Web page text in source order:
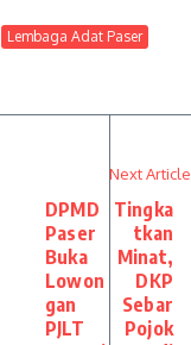
Lembaga Adat Paser
DPMD
Paser
Buka
Lowon
gan
PJLT
Next Article
Tingka
tkan
Minat,
DKP
Sebar
Pojok